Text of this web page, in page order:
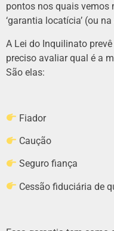
pontos nos quais vemos
‘garantia locatícia’ (ou
A Lei do Inquilinato
preciso avaliar qual é a
São elas:
Fiador
Caução
Seguro fiança
Cessão fiduciária de